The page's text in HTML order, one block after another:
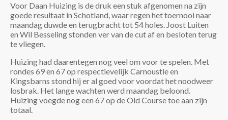
Voor Daan Huizing is de druk een stuk afgenomen na zijn
goede resultaat in Schotland, waar regen het toernooi naar
maandag duwde en terugbracht tot 54 holes. Joost Luiten
en Wil Besseling stonden ver van de cut af en besloten terug
te vliegen.
Huizing had daarentegen nog veel om voor te spelen. Met
rondes 69 en 67 op respectievelijk Carnoustie en
Kingsbarns stond hij er al goed voor voordat het noodweer
losbrak. Het lange wachten werd maandag beloond.
Huizing voegde nog een 67 op de Old Course toe aan zijn
totaal.